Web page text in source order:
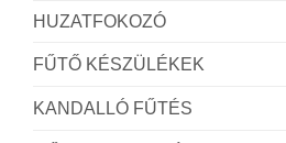
HUZATFOKOZÓ
FŰTŐ KÉSZÜLÉKEK
KANDALLÓ FŰTÉS